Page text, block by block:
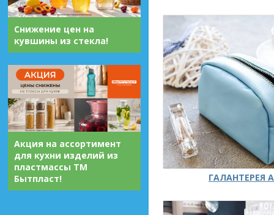
Снижение цен на
кувшины из стекла!
Акция на ассортимент
для кухни изделий из
пластмассы ТМ
Бытпласт!
ГАЛАНТЕРЕЯ